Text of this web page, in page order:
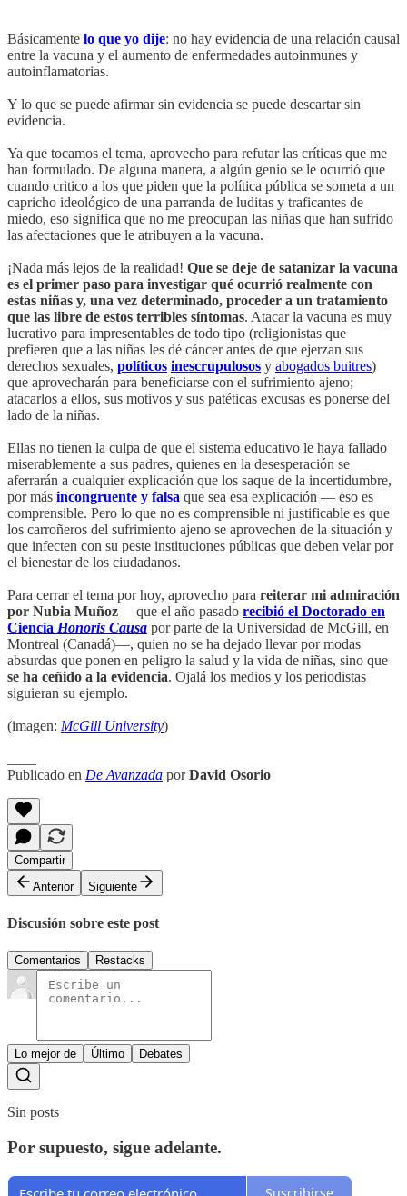
Básicamente lo que yo dije: no hay evidencia de una relación causal
entre la vacuna y el aumento de enfermedades autoinmunes y
autoinflamatorias.
Y lo que se puede afirmar sin evidencia se puede descartar sin
evidencia.
Ya que tocamos el tema, aprovecho para refutar las críticas que me
han formulado. De alguna manera, a algún genio se le ocurrió que
cuando critico a los que piden que la política pública se someta a un
capricho ideológico de una parranda de luditas y traficantes de
miedo, eso significa que no me preocupan las niñas que han sufrido
las afectaciones que le atribuyen a la vacuna.
¡Nada más lejos de la realidad! Que se deje de satanizar la vacuna
es el primer paso para investigar qué ocurrió realmente con
estas niñas y, una vez determinado, proceder a un tratamiento
que las libre de estos terribles síntomas. Atacar la vacuna es muy
lucrativo para impresentables de todo tipo (religionistas que
prefieren que a las niñas les dé cáncer antes de que ejerzan sus
derechos sexuales, políticos inescrupulosos y abogados buitres)
que aprovecharán para beneficiarse con el sufrimiento ajeno;
atacarlos a ellos, sus motivos y sus patéticas excusas es ponerse del
lado de la niñas.
Ellas no tienen la culpa de que el sistema educativo le haya fallado
miserablemente a sus padres, quienes en la desesperación se
aferrarán a cualquier explicación que los saque de la incertidumbre,
por más incongruente y falsa que sea esa explicación — eso es
comprensible. Pero lo que no es comprensible ni justificable es que
los carroñeros del sufrimiento ajeno se aprovechen de la situación y
que infecten con su peste instituciones públicas que deben velar por
el bienestar de los ciudadanos.
Para cerrar el tema por hoy, aprovecho para reiterar mi admiración
por Nubia Muñoz —que el año pasado recibió el Doctorado en
Ciencia Honoris Causa por parte de la Universidad de McGill, en
Montreal (Canadá)—, quien no se ha dejado llevar por modas
absurdas que ponen en peligro la salud y la vida de niñas, sino que
se ha ceñido a la evidencia. Ojalá los medios y los periodistas
siguieran su ejemplo.
(imagen: McGill University)
Publicado en De Avanzada porDavid Osorio
Compartir
Anterior
Siguiente
Discusión sobre este post
Comentarios Restacks
Lo mejor de Último Debates
Sin posts
Por supuesto, sigue adelante.